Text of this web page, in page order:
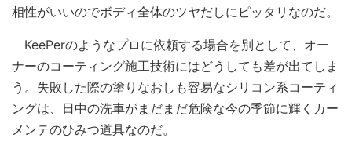
相性がいいのでボディ全体のツヤだしにピッタリなのだ。
KeePerのようなプロに依頼する場合を別として、オー
ナーのコーティング施工技術にはどうしても差が出てしま
う。失敗した際の塗りなおしも容易なシリコン系コーティ
ングは、日中の洗車がまだまだ危険な今の季節に輝くカー
メンテのひみつ道具なのだ。